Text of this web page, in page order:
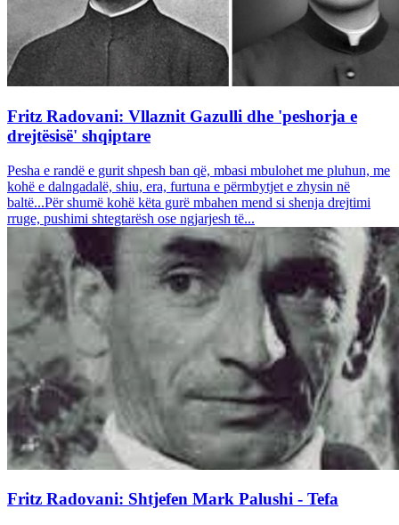
Fritz Radovani: Vllaznit Gazulli dhe 'peshorja e
drejtësisë' shqiptare
Pesha e randë e gurit shpesh ban që, mbasi mbulohet me pluhun, me
kohë e dalngadalë, shiu, era, furtuna e përmbytjet e zhysin në
baltë...Për shumë kohë këta gurë mbahen mend si shenja drejtimi
rruge, pushimi shtegtarësh ose ngjarjesh të...
Fritz Radovani: Shtjefen Mark Palushi - Tefa